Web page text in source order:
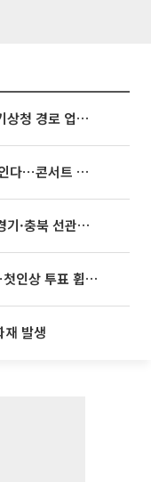
태풍 '돌핀' 오키나와 접근…일본기상청 경로 업데이트
빅뱅, 20주년 기념 '새 뱅봉' 선보인다⋯콘서트 앞두고 팝업 개최
등 추가 압수수색
‘나솔사계’ 국화, 결별 후 재등장⋯첫인상 투표 휩쓸고 ‘인기녀’ 등극
재 발생